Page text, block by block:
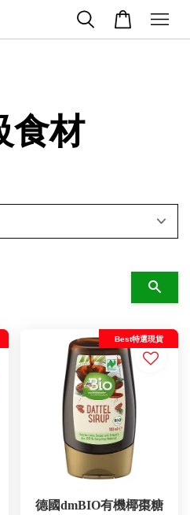
食材
Best特選現貨
德國dmBIO有機椰棗糖